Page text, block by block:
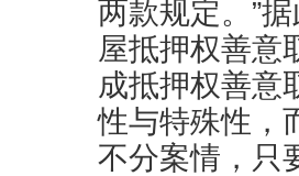
两款规定。”
屋抵押权善意
成抵押权善意
性与特殊性，
不分案情，只